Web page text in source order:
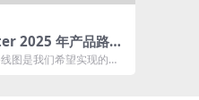
2025 年产品路线
图是我们希望实现的愿